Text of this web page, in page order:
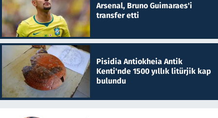
Arsenal, Bruno Guimaraes'i
transfer etti
Pisidia Antiokheia Antik
Kenti'nde 1500 yıllık litürjik kap
bulundu